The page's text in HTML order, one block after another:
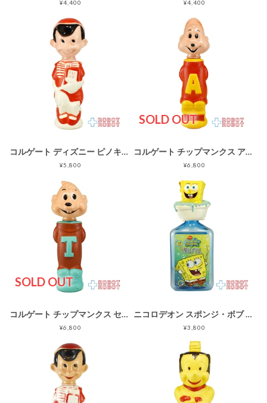
¥4,400 ¥4,400
コルゲート ディズニー ピノキオ 赤白ボディ ソーキー バブルバスボトル ※難あり
¥5,800
SOLD OUT
コルゲート チップマンクス アルビン 赤トップス 黄色成形 ソーキー ボトル フィギュア
¥6,800
SOLD OUT
コルゲート チップマンクス セオドア 茶色服 ソーキー ボトル フィギュア
¥6,800
ニコロデオン スポンジ・ボブ ジェリーベリー バブルバス ボトル ソーキー
¥3,800